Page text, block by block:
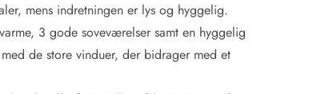
mens indretningen er lys og hyggelig.
3 gode soveværelser samt en hyggelig
de store vinduer, der bidrager med et